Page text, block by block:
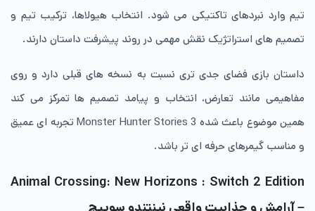
تیم وارد نبردهای تاکتیکی می شود. انتخاب هیولاها، ترکیب تیم و
تصمیم های استراتژیک نقش مهمی در روند پیشرفت داستان دارند.
داستان بازی فضای جدی تری نسبت به نسخه های قبلی دارد و روی
مفاهیمی مانند تعارض، انتخاب و پیامد تصمیم ها تمرکز می کند
همین موضوع باعث شده Monster Hunter Stories 3 تجربه ای عمیق
و مناسب گیمرهای حرفه ای تر باشد.
Animal Crossing: New Horizons : Switch 2 Edition